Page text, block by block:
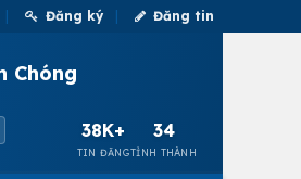
Đăng ký Đăng tin
Chóng
38K+
TIN ĐĂNG
34
TỈNH THÀNH